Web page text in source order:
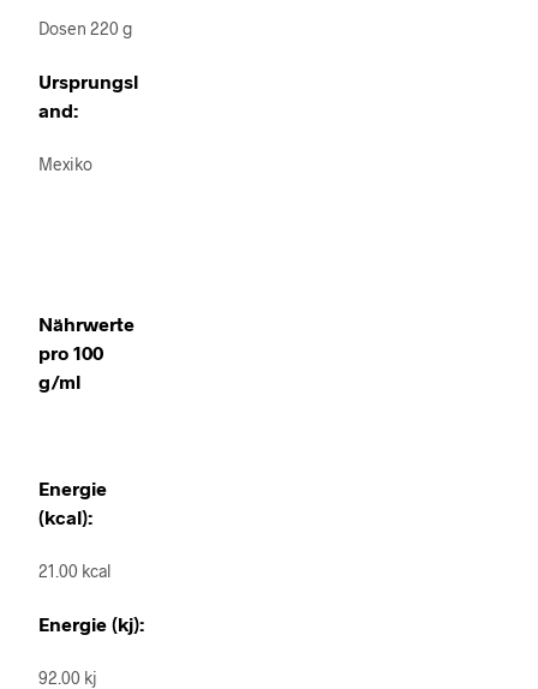
Dosen 220 g
Ursprungsl
and:
Mexiko
Nährwerte
pro 100
g/ml
Energie
(kcal):
21.00 kcal
Energie (kj):
92.00 kj